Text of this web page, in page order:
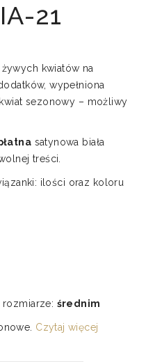
21
kwiatów na
wypełniona
sezonowy – możliwy
satynowa biała
treści.
ilości oraz koloru
średnim
Czytaj więcej